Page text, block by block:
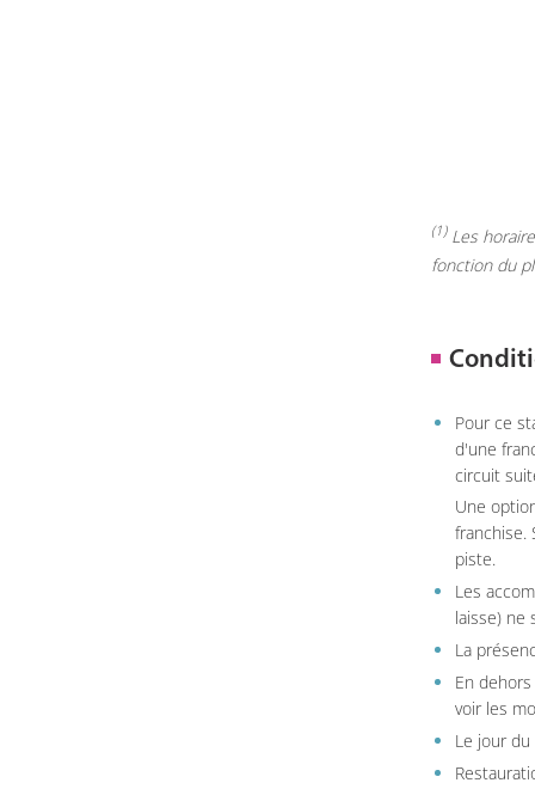
(1)Les
fonction du
Pour ce
d'une
circuit
Une
franchise.
piste.
Les
laisse) ne
La
En
voir les
Le jour